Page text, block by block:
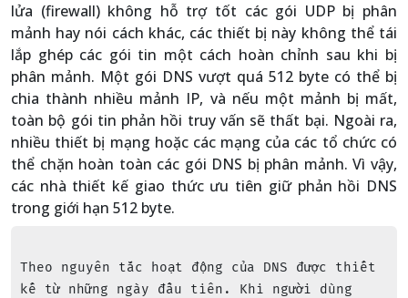
lửa (firewall) không hỗ trợ tốt các gói UDP bị phân
mảnh hay nói cách khác, các thiết bị này không thể tái
lắp ghép các gói tin một cách hoàn chỉnh sau khi bị
phân mảnh. Một gói DNS vượt quá 512 byte có thể bị
chia thành nhiều mảnh IP, và nếu một mảnh bị mất,
toàn bộ gói tin phản hồi truy vấn sẽ thất bại. Ngoài ra,
nhiều thiết bị mạng hoặc các mạng của các tổ chức có
thể chặn hoàn toàn các gói DNS bị phân mảnh. Vì vậy,
các nhà thiết kế giao thức ưu tiên giữ phản hồi DNS
trong giới hạn 512 byte.
Theo nguyên tắc hoạt động của DNS được thiết
kế từ những ngày đầu tiên. Khi người dùng